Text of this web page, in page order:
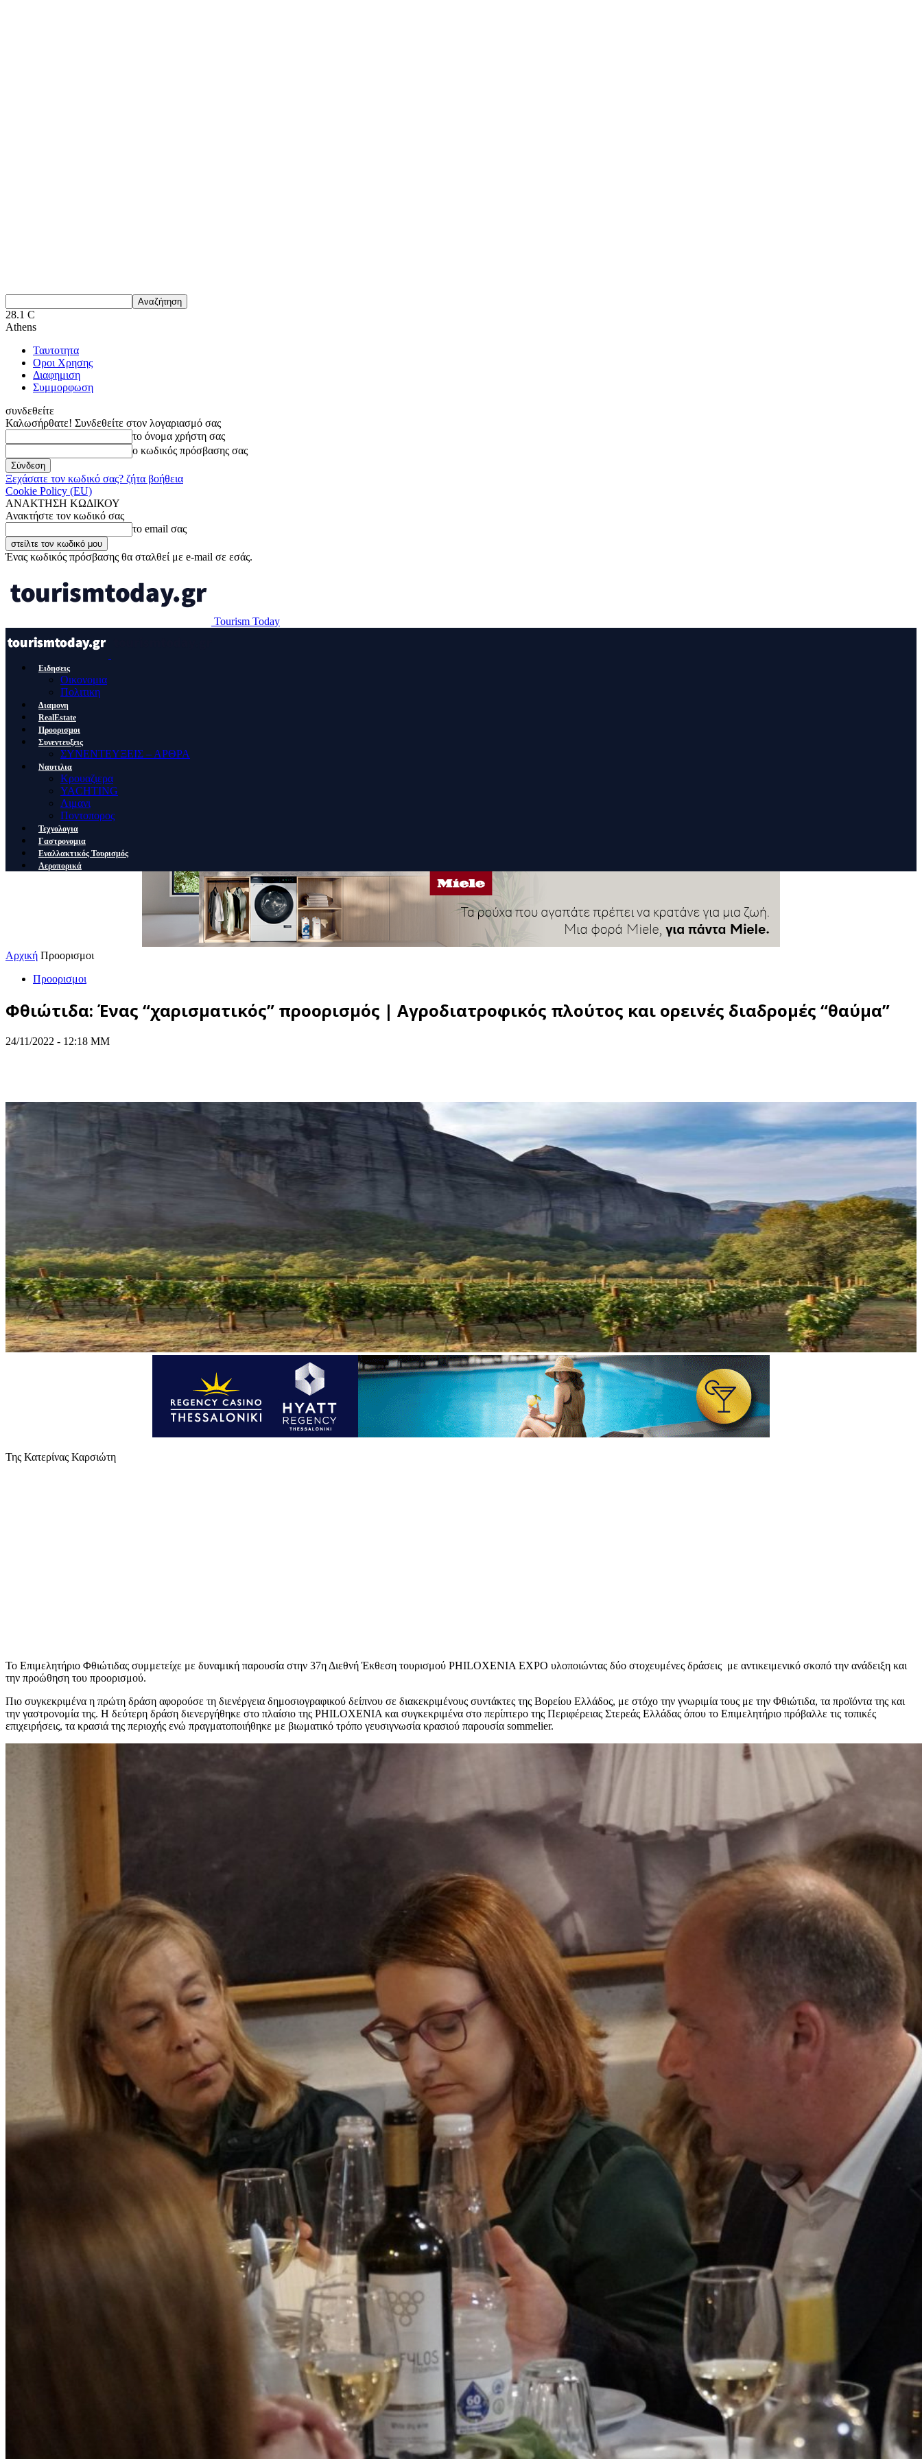
28.1 C
Athens
Ταυτοτητα
Οροι Χρησης
Διαφημιση
Συμμορφωση
συνδεθείτε
Καλωσήρθατε! Συνδεθείτε στον λογαριασμό σας
το όνομα χρήστη σας
ο κωδικός πρόσβασης σας
Ξεχάσατε τον κωδικό σας? ζήτα βοήθεια
Cookie Policy (EU)
ΑΝΑΚΤΗΣΗ ΚΩΔΙΚΟΥ
Ανακτήστε τον κωδικό σας
το email σας
Ένας κωδικός πρόσβασης θα σταλθεί με e-mail σε εσάς.
Tourism Today
Ειδησεις
Οικονομια
Πολιτικη
Διαμονη
RealEstate
Προορισμοι
Συνεντευξεις
ΣΥΝΕΝΤΕΥΞΕΙΣ – ΑΡΘΡΑ
Ναυτιλια
Κρουαζιερα
YACHTING
Λιμανι
Ποντοπορος
Τεχνολογια
Γαστρονομια
Εναλλακτικός Τουρισμός
Αεροπορικά
Αρχική Προορισμοι
Προορισμοι
Φθιώτιδα: Ένας “χαρισματικός” προορισμός | Αγροδιατροφικός πλούτος και ορεινές διαδρομές “θαύμα”
24/11/2022 - 12:18 ΜΜ
Της Κατερίνας Καρσιώτη
Το Επιμελητήριο Φθιώτιδας συμμετείχε με δυναμική παρουσία στην 37η Διεθνή Έκθεση τουρισμού PHILOXENIA EXPO υλοποιώντας δύο στοχευμένες δράσεις με αντικειμενικό σκοπό την ανάδειξη και
την προώθηση του προορισμού.
Πιο συγκεκριμένα η πρώτη δράση αφορούσε τη διενέργεια δημοσιογραφικού δείπνου σε διακεκριμένους συντάκτες της Βορείου Ελλάδος, με στόχο την γνωριμία τους με την Φθιώτιδα, τα προϊόντα της και
την γαστρονομία της. Η δεύτερη δράση διενεργήθηκε στο πλαίσιο της PHILOXENIA και συγκεκριμένα στο περίπτερο της Περιφέρειας Στερεάς Ελλάδας όπου το Επιμελητήριο πρόβαλλε τις τοπικές
επιχειρήσεις, τα κρασιά της περιοχής ενώ πραγματοποιήθηκε με βιωματικό τρόπο γευσιγνωσία κρασιού παρουσία sommelier.